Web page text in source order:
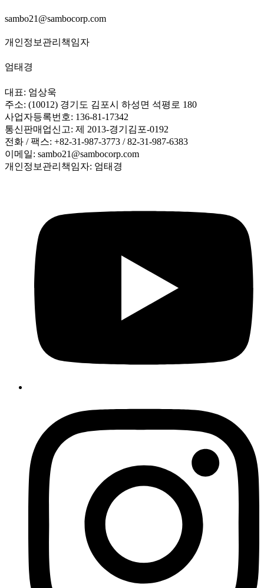
sambo21@sambocorp.com
개인정보관리책임자
엄태경
대표: 엄상욱
주소: (10012) 경기도 김포시 하성면 석평로 180
사업자등록번호: 136-81-17342
통신판매업신고: 제 2013-경기김포-0192
전화 / 팩스: +82-31-987-3773 / 82-31-987-6383
이메일: sambo21@sambocorp.com
개인정보관리책임자: 엄태경